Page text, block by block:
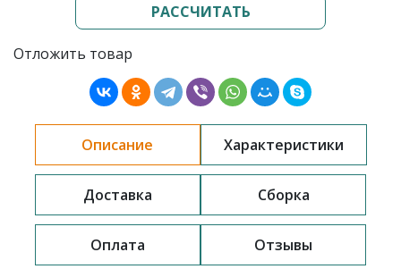
РАССЧИТАТЬ
Отложить товар
Описание Характеристики
Доставка Сборка
Оплата
Отзывы